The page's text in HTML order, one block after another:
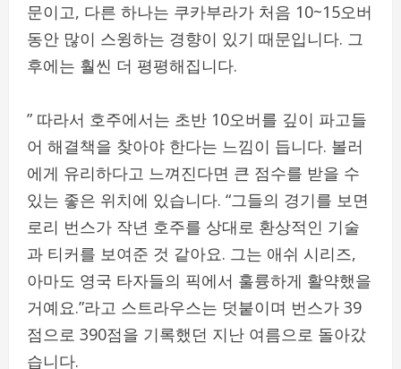
문이고, 다른 하나는 쿠카부라가 처음 10~15오버
동안 많이 스윙하는 경향이 있기 때문입니다. 그
후에는 훨씬 더 평평해집니다.
” 따라서 호주에서는 초반 10오버를 깊이 파고들
어 해결책을 찾아야 한다는 느낌이 듭니다. 볼러
에게 유리하다고 느껴진다면 큰 점수를 받을 수
있는 좋은 위치에 있습니다. “그들의 경기를 보면
로리 번스가 작년 호주를 상대로 환상적인 기술
과 티커를 보여준 것 같아요. 그는 애쉬 시리즈,
아마도 영국 타자들의 픽에서 훌륭하게 활약했을
거예요.”라고 스트라우스는 덧붙이며 번스가 39
점으로 390점을 기록했던 지난 여름으로 돌아갔
습니다.